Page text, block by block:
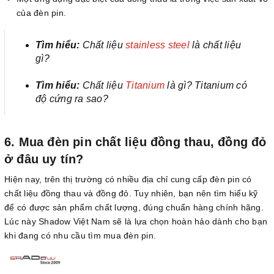
của đèn pin.
Tìm hiểu: Chất liệu stainless steellà chất liệu
gì?
Tìm hiểu: Chất liệu Titanium là gì? Titanium có
độ cứng ra sao?
6. Mua đèn pin chất liệu đồng thau, đồng đỏ
ở đâu uy tín?
Hiện nay, trên thị trường có nhiều địa chỉ cung cấp đèn pin có
chất liệu đồng thau và đồng đỏ. Tuy nhiên, bạn nên tìm hiểu kỹ
để có được sản phẩm chất lượng, đúng chuẩn hàng chính hãng.
Lúc này Shadow Việt Nam sẽ là lựa chọn hoàn hảo dành cho bạn
khi đang có nhu cầu tìm mua đèn pin.